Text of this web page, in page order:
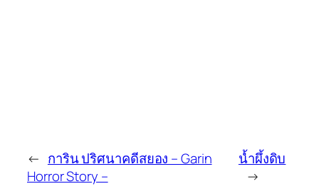
← การิน ปริศนาคดีสยอง – Garin
Horror Story –
น้ำผึ้งดิบ
→